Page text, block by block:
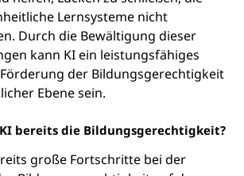
Lernsysteme nicht
Durch die Bewältigung dieser
kann KI ein leistungsfähiges
der Bildungsgerechtigkeit
Ebene sein.
bereits die Bildungsgerechtigkeit?
große Fortschritte bei der